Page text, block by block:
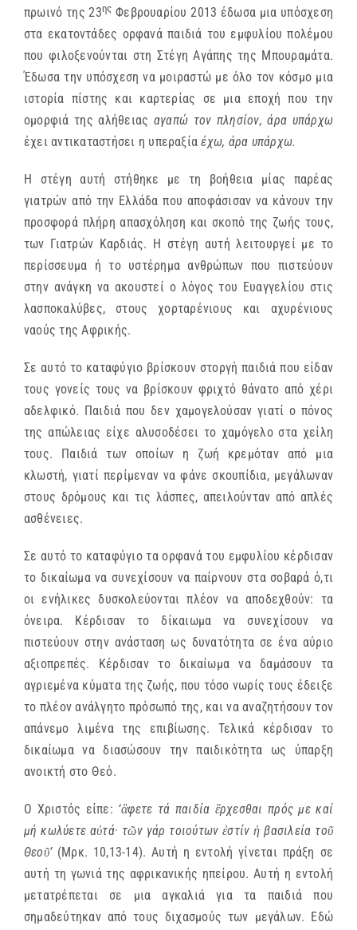
πρωινό της 23ης Φεβρουαρίου 2013 έδωσα μια υπόσχεση
στα εκατοντάδες ορφανά παιδιά του εμφυλίου πολέμου
που φιλοξενούνται στη Στέγη Αγάπης της Μπουραμάτα.
Έδωσα την υπόσχεση να μοιραστώ με όλο τον κόσμο μια
ιστορία πίστης και καρτερίας σε μια εποχή που την
ομορφιά της αλήθειας αγαπώ τον πλησίον, άρα υπάρχω
έχει αντικαταστήσει η υπεραξίαέχω, άρα υπάρχω.
Η στέγη αυτή στήθηκε με τη βοήθεια μίας παρέας
γιατρών από την Ελλάδα που αποφάσισαν να κάνουν την
προσφορά πλήρη απασχόληση και σκοπό της ζωής τους,
των Γιατρών Καρδιάς. Η στέγη αυτή λειτουργεί με το
περίσσευμα ή το υστέρημα ανθρώπων που πιστεύουν
στην ανάγκη να ακουστεί ο λόγος του Ευαγγελίου στις
λασποκαλύβες, στους χορταρένιους και αχυρένιους
ναούς της Αφρικής.
Σε αυτό το καταφύγιο βρίσκουν στοργή παιδιά που είδαν
τους γονείς τους να βρίσκουν φριχτό θάνατο από χέρι
αδελφικό. Παιδιά που δεν χαμογελούσαν γιατί ο πόνος
της απώλειας είχε αλυσοδέσει το χαμόγελο στα χείλη
τους. Παιδιά των οποίων η ζωή κρεμόταν από μια
κλωστή, γιατί περίμεναν να φάνε σκουπίδια, μεγάλωναν
στους δρόμους και τις λάσπες, απειλούνταν από απλές
ασθένειες.
Σε αυτό το καταφύγιο τα ορφανά του εμφυλίου κέρδισαν
το δικαίωμα να συνεχίσουν να παίρνουν στα σοβαρά ό,τι
οι ενήλικες δυσκολεύονται πλέον να αποδεχθούν: τα
όνειρα. Κέρδισαν το δίκαιωμα να συνεχίσουν να
πιστεύουν στην ανάσταση ως δυνατότητα σε ένα αύριο
αξιοπρεπές. Κέρδισαν το δικαίωμα να δαμάσουν τα
αγριεμένα κύματα της ζωής, που τόσο νωρίς τους έδειξε
το πλέον ανάλγητο πρόσωπό της, και να αναζητήσουν τον
απάνεμο λιμένα της επιβίωσης. Τελικά κέρδισαν το
δικαίωμα να διασώσουν την παιδικότητα ως ύπαρξη
ανοικτή στο Θεό.
Ο Χριστός είπε: ‘ἂφετε τά παιδία ἒρχεσθαι πρός με καί
μή κωλύετε αὐτά· τῶν γάρ τοιούτων ἐστίν ἡ βασιλεία τοῦ
Θεοῦ’(Μρκ. 10,13-14). Αυτή η εντολή γίνεται πράξη σε
αυτή τη γωνιά της αφρικανικής ηπείρου. Αυτή η εντολή
μετατρέπεται σε μια αγκαλιά για τα παιδιά που
σημαδεύτηκαν από τους διχασμούς των μεγάλων. Εδώ